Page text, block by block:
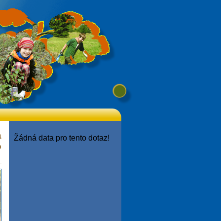
Žádná data pro tento dotaz!